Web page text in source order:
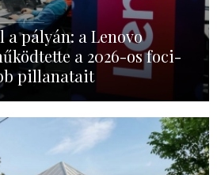
a pályán: a Lenovo
a 2026-os foci-
pillanatait